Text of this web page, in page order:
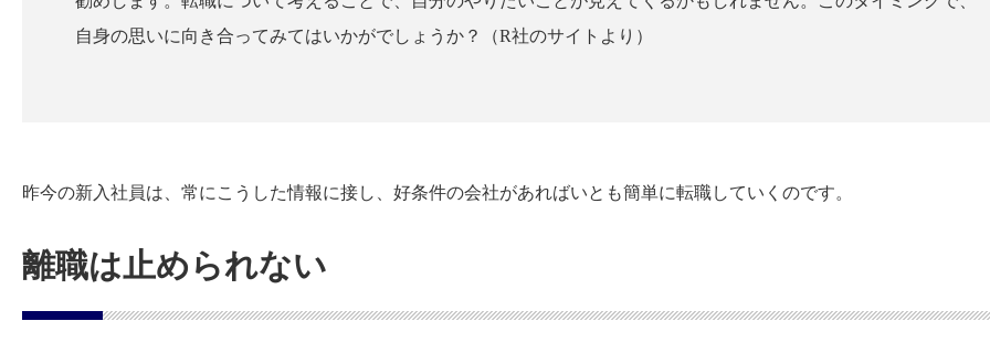
自身の思いに向き合ってみてはいかがでしょうか？（R社のサイトより）
昨今の新入社員は、常にこうした情報に接し、好条件の会社があればいとも簡単に転職していくのです。
離職は止められない